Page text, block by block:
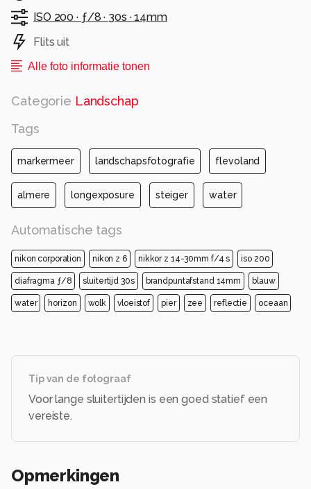
ISO 200 · ƒ/8 · 30s ·14mm
Flits uit
Alle foto informatie tonen
Categorie Landschap
Tags
markermeer landschapsfotografie flevoland
almere longexposure steiger water
Automatische tags
nikon corporation nikon z 6 nikkor z 14-30mm f/4 s iso 200
diafragma ƒ/8 sluitertijd 30s brandpuntafstand 14mm blauw
water horizon wolk vloeistof pier zee reflectie oceaan
Tip van de fotograaf
Voor lange sluitertijden is een goed statief een
vereiste.
Opmerkingen